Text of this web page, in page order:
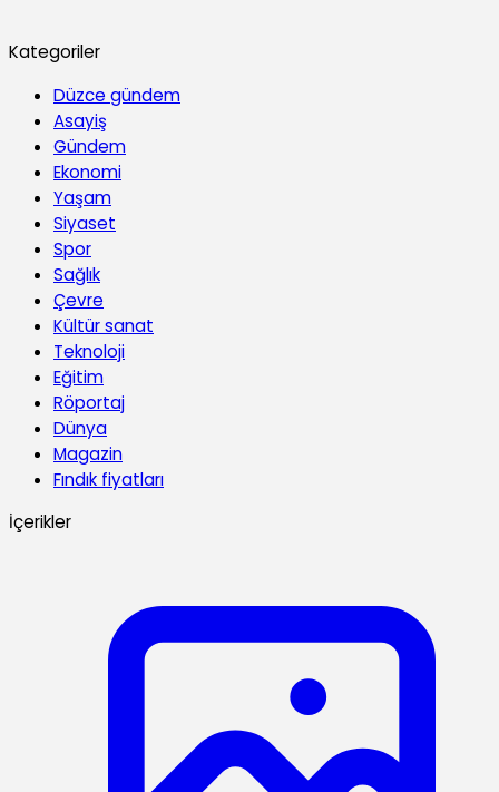
Kategoriler
Düzce gündem
Asayiş
Gündem
Ekonomi
Yaşam
Siyaset
Spor
Sağlık
Çevre
Kültür sanat
Teknoloji
Eğitim
Röportaj
Dünya
Magazin
Fındık fiyatları
İçerikler